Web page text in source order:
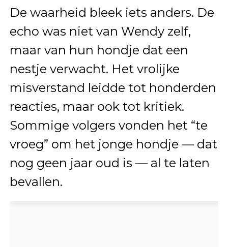
De waarheid bleek iets anders. De
echo was niet van Wendy zelf,
maar van hun hondje dat een
nestje verwacht. Het vrolijke
misverstand leidde tot honderden
reacties, maar ook tot kritiek.
Sommige volgers vonden het “te
vroeg” om het jonge hondje — dat
nog geen jaar oud is — al te laten
bevallen.